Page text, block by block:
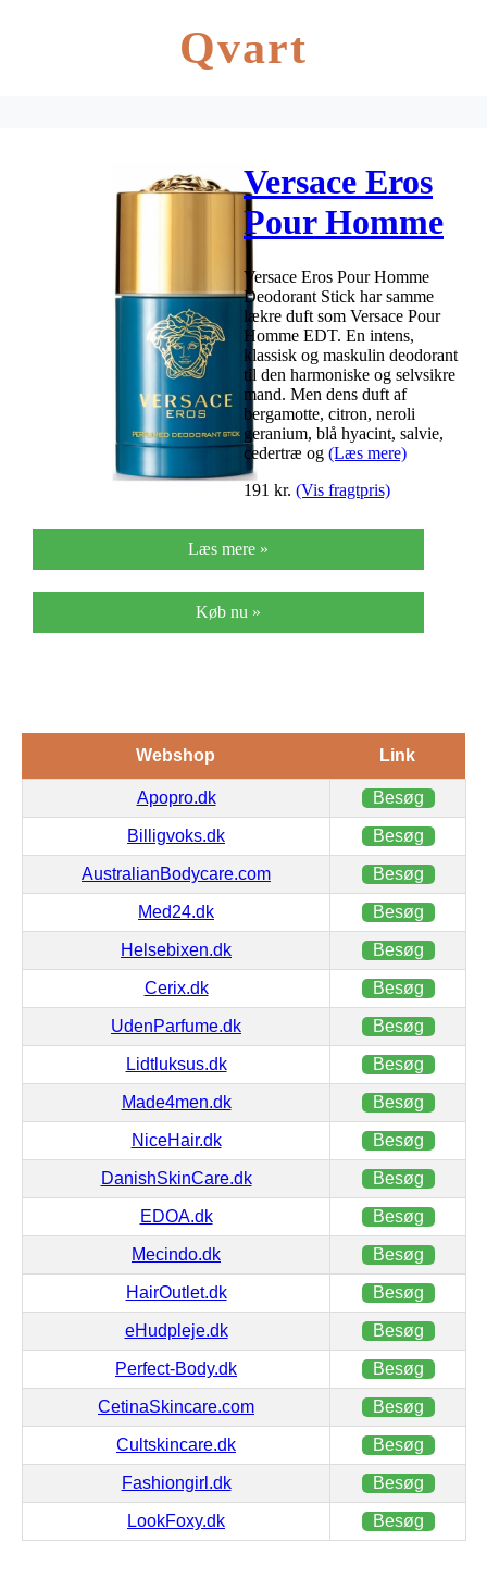
Qvart
Versace Eros
Pour Homme
Deodorant
Stick 75 ml
Versace Eros Pour Homme
Deodorant Stick har samme
lækre duft som Versace Pour
Homme EDT. En intens,
klassisk og maskulin deodorant
til den harmoniske og selvsikre
mand. Men dens duft af
bergamotte, citron, neroli
geranium, blå hyacint, salvie,
cedertræ og (Læs mere)
191 kr. (Vis fragtpris)
Læs mere »
Køb nu »
Webshop Link
Apopro.dk Besøg
Billigvoks.dk Besøg
AustralianBodycare.com Besøg
Med24.dk Besøg
Helsebixen.dk Besøg
Cerix.dk Besøg
UdenParfume.dk Besøg
Lidtluksus.dk Besøg
Made4men.dk Besøg
NiceHair.dk Besøg
DanishSkinCare.dk Besøg
EDOA.dk Besøg
Mecindo.dk Besøg
HairOutlet.dk Besøg
eHudpleje.dk Besøg
Perfect-Body.dk Besøg
CetinaSkincare.com Besøg
Cultskincare.dk Besøg
Fashiongirl.dk Besøg
LookFoxy.dk Besøg